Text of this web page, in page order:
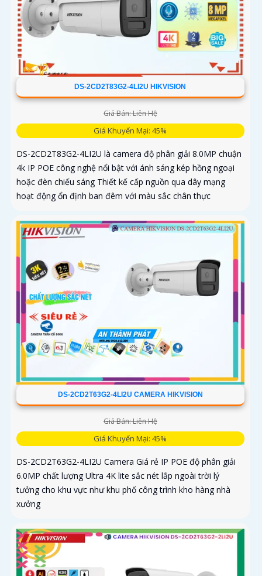
DS-2CD2T83G2-4LI2U HIKVISION
Giá Bán: Liên Hệ
Giá Khuyến Mại: 45%
DS-2CD2T83G2-4LI2U là camera độ phân giải 8.0MP chuận
4k IP POE công nghệ nổi bật với ánh sáng kép hồng ngoại
hoặc đèn chiếu sáng Thiết kế cấp nguồn qua dây mạng
hoạt động ổn định ban đêm với màu sắc chân thực
DS-2CD2T63G2-4LI2U CAMERA HIKVISION
Giá Bán: Liên Hệ
Giá Khuyến Mại: 45%
DS-2CD2T63G2-4LI2U Camera Giá rẻ IP POE độ phân giải
6.0MP chất lượng Ultra 4K lite sắc nét lắp ngoài trời lý
tưởng cho khu vực như khu phố công trình kho hàng nhà
xưởng